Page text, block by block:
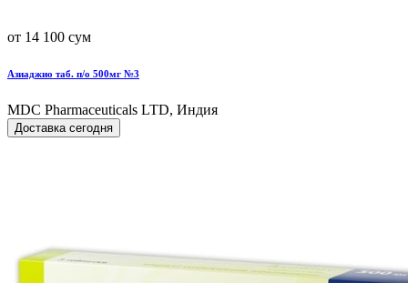
от 14 100 сум
Азиаджио таб. п/о 500мг №3
MDC Pharmaceuticals LTD, Индия
Доставка сегодня